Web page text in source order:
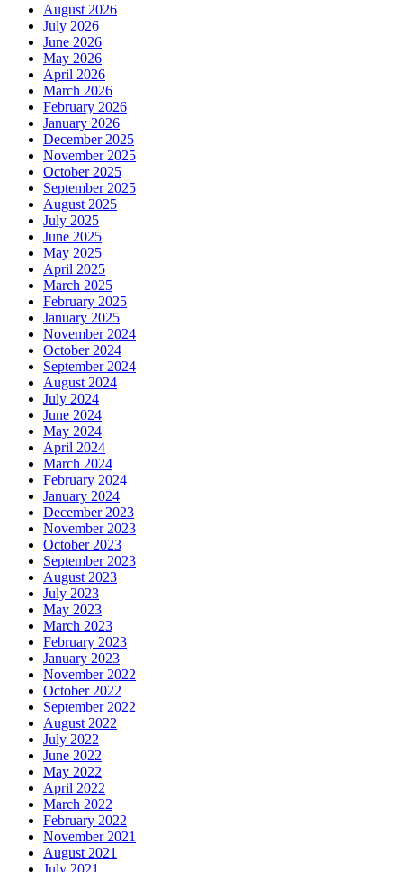
August 2026
July 2026
June 2026
May 2026
April 2026
March 2026
February 2026
January 2026
December 2025
November 2025
October 2025
September 2025
August 2025
July 2025
June 2025
May 2025
April 2025
March 2025
February 2025
January 2025
November 2024
October 2024
September 2024
August 2024
July 2024
June 2024
May 2024
April 2024
March 2024
February 2024
January 2024
December 2023
November 2023
October 2023
September 2023
August 2023
July 2023
May 2023
March 2023
February 2023
January 2023
November 2022
October 2022
September 2022
August 2022
July 2022
June 2022
May 2022
April 2022
March 2022
February 2022
November 2021
August 2021
July 2021